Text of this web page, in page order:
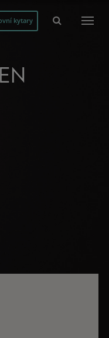
kytary